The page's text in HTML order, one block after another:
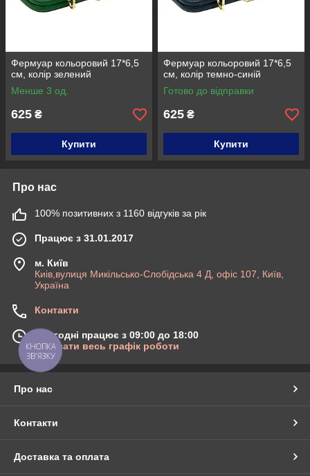
Фермуар кольоровий 17*6,5
см, колір зелений
Менше 3 од.
625 ₴
Купити
Фермуар кольоровий 17*6,5
см, колір темно-синій
Готово до відправки
625 ₴
Купити
Про нас
100% позитивних з 1160 відгуків за рік
Працює з 31.01.2017
м. Київ
Киів,вулиця Микільсько-Слобідська 4 Д, офіс 107, Київ,
Україна
Контакти
Сьогодні працює з 09:00 до 18:00
Показати весь графік роботи
Про нас
Контакти
Доставка та оплата
КНОПКА
ЗВ'ЯЗКУ